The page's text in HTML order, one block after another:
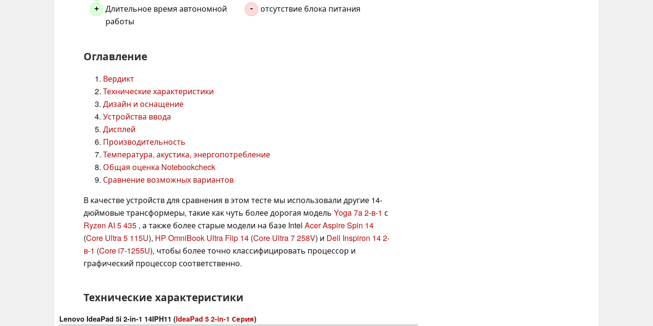
+
Длительное время автономной
работы
- отсутствие блока питания
Оглавление
Вердикт
Технические характеристики
Дизайн и оснащение
Устройства ввода
Дисплей
Производительность
Температура, акустика, энергопотребление
Общая оценка Notebookcheck
Сравнение возможных вариантов
В качестве устройств для сравнения в этом тесте мы использовали другие 14-
дюймовые трансформеры, такие как чуть более дорогая модель Yoga 7a 2-в-1 с
Ryzen AI 5 435 , а также более старые модели на базе Intel Acer Aspire Spin 14
(Core Ultra 5 115U), HP OmniBook Ultra Flip 14 (Core Ultra 7 258V) и Dell Inspiron 14 2-
в-1 (Core i7-1255U), чтобы более точно классифицировать процессор и
графический процессор соответственно.
Технические характеристики
Lenovo IdeaPad 5i 2-in-1 14IPH11 (IdeaPad 5 2-in-1 Серия)